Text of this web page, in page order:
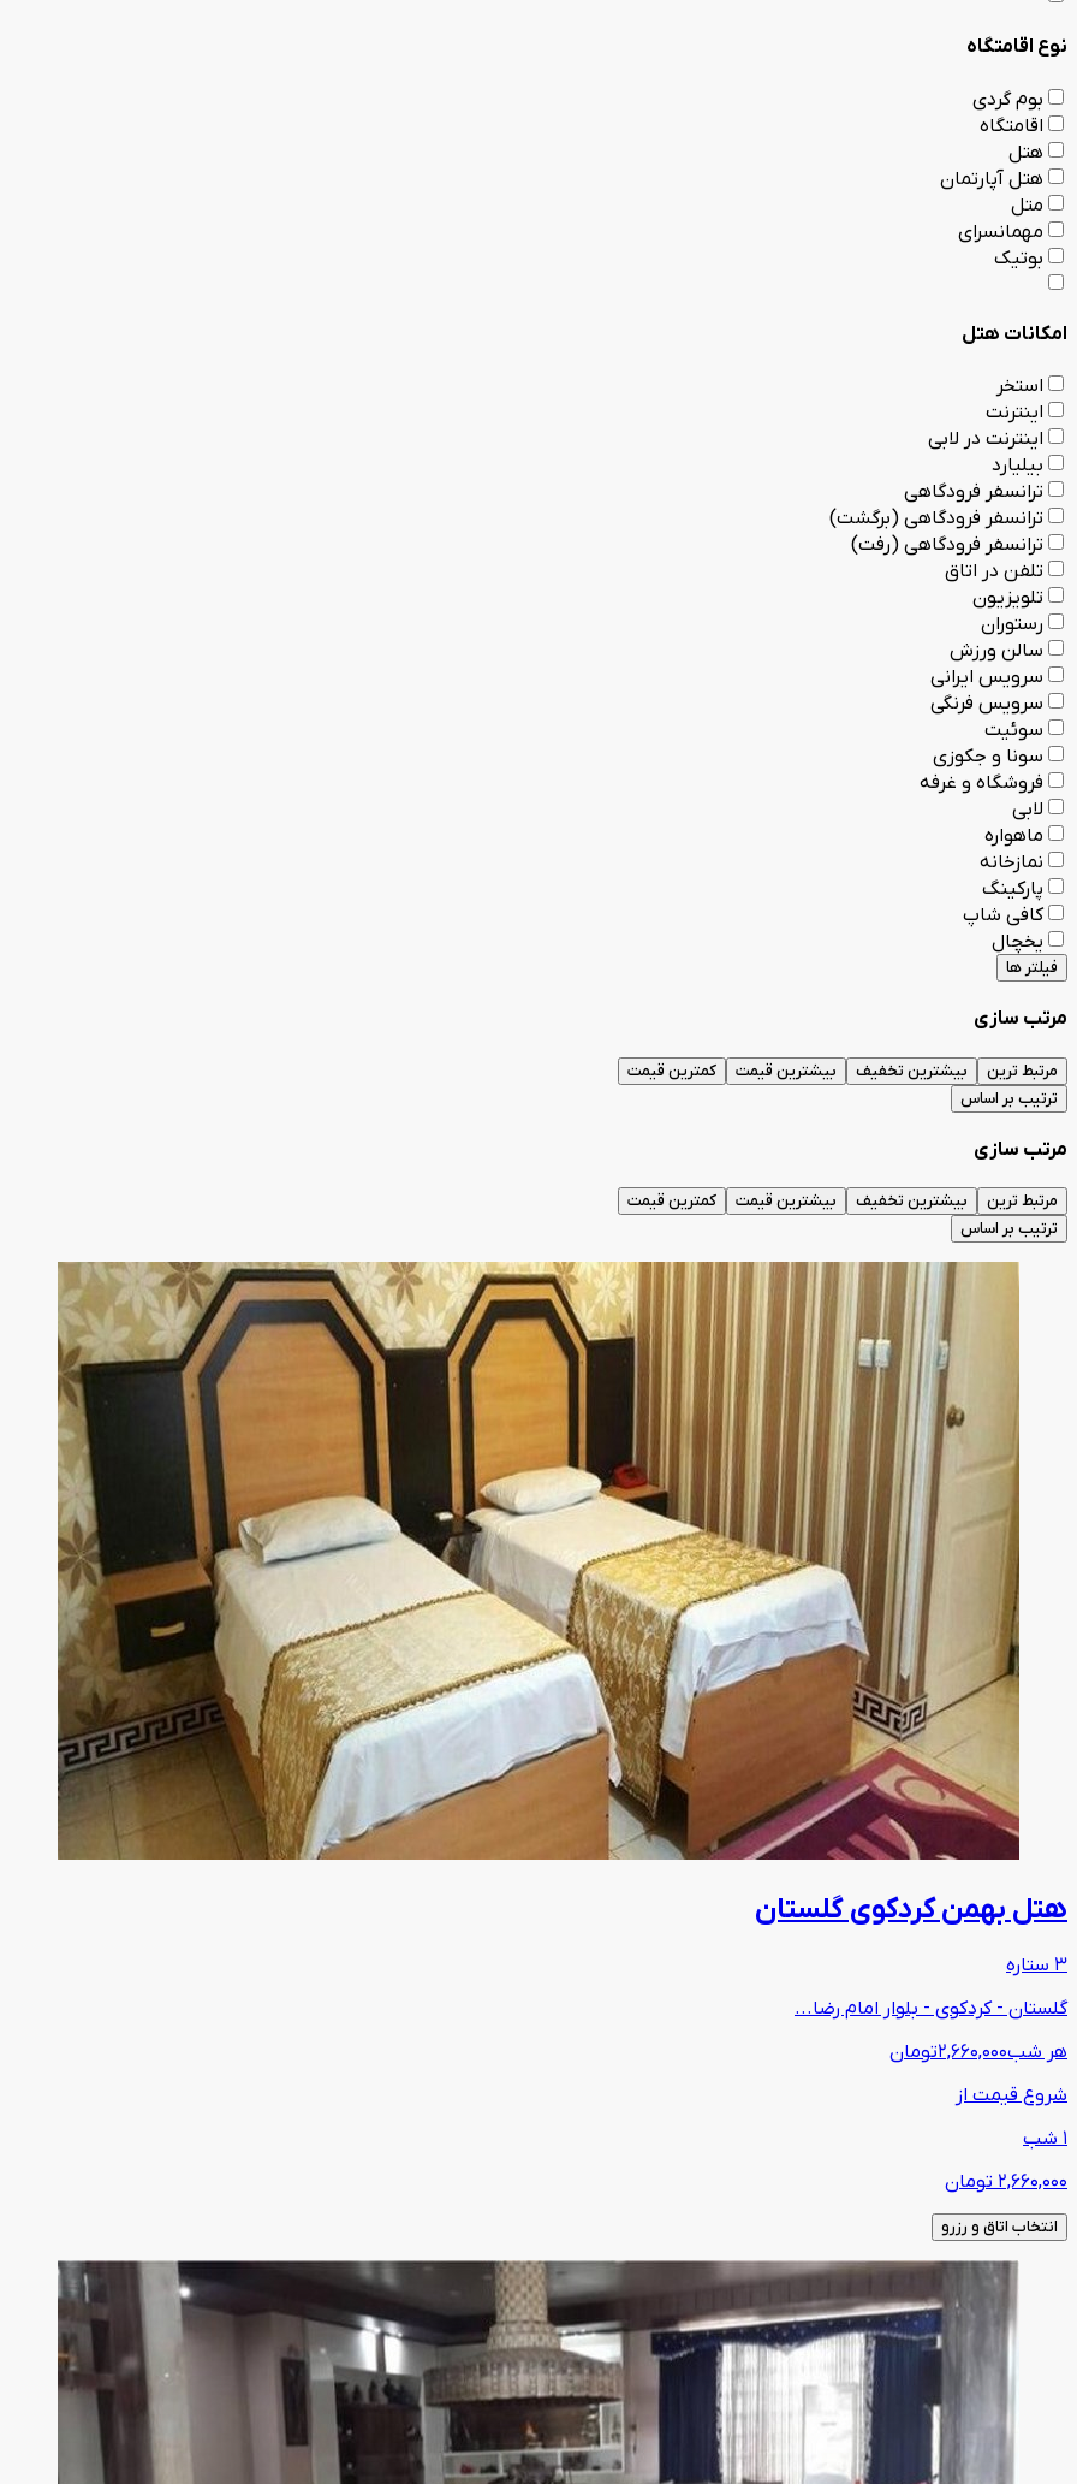
نوع اقامتگاه
بوم گردی
اقامتگاه
هتل
هتل آپارتمان
متل
مهمانسرای
بوتیک
امکانات هتل
استخر
اینترنت
اینترنت در لابی
بیلیارد
ترانسفر فرودگاهی
ترانسفر فرودگاهی (برگشت)
ترانسفر فرودگاهی (رفت)
تلفن در اتاق
تلویزیون
رستوران
سالن ورزش
سرویس ایرانی
سرویس فرنگی
سوئیت
سونا و جکوزی
فروشگاه و غرفه
لابی
ماهواره
نمازخانه
پارکینگ
کافی شاپ
یخچال
فیلتر ها
مرتب سازی
مرتبط ترین بیشترین تخفیف بیشترین قیمت
کمترین قیمت
ترتیب بر اساس
مرتب سازی
مرتبط ترین بیشترین تخفیف بیشترین قیمت
کمترین قیمت
ترتیب بر اساس
هتل بهمن کردکوی گلستان
3 ستاره
گلستان - کردکوی - بلوار امام رضا...
هر شب2,660,000تومان
شروع قیمت از
1 شب
2,660,000 تومان
انتخاب اتاق و رزرو